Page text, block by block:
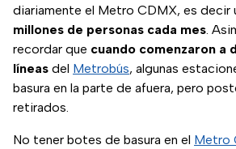
diariamente el Metro CDMX, es decir
millones de personas cada mes.
recordar que cuando comenzaron a
líneas del Metrobús, algunas
basura en la parte de afuera, pero
retirados.
No tener botes de basura en el Metro